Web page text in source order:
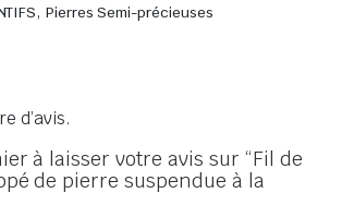
,Pierres Semi-précieuses
d’avis.
à laisser votre avis sur “Fil de
de pierre suspendue à la